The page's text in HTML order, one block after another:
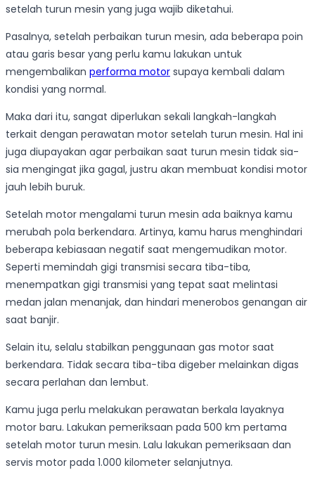
setelah turun mesin yang juga wajib diketahui.
Pasalnya, setelah perbaikan turun mesin, ada beberapa poin
atau garis besar yang perlu kamu lakukan untuk
mengembalikan performa motor supaya kembali dalam
kondisi yang normal.
Maka dari itu, sangat diperlukan sekali langkah-langkah
terkait dengan perawatan motor setelah turun mesin. Hal ini
juga diupayakan agar perbaikan saat turun mesin tidak sia-
sia mengingat jika gagal, justru akan membuat kondisi motor
jauh lebih buruk.
Setelah motor mengalami turun mesin ada baiknya kamu
merubah pola berkendara. Artinya, kamu harus menghindari
beberapa kebiasaan negatif saat mengemudikan motor.
Seperti memindah gigi transmisi secara tiba-tiba,
menempatkan gigi transmisi yang tepat saat melintasi
medan jalan menanjak, dan hindari menerobos genangan air
saat banjir.
Selain itu, selalu stabilkan penggunaan gas motor saat
berkendara. Tidak secara tiba-tiba digeber melainkan digas
secara perlahan dan lembut.
Kamu juga perlu melakukan perawatan berkala layaknya
motor baru. Lakukan pemeriksaan pada 500 km pertama
setelah motor turun mesin. Lalu lakukan pemeriksaan dan
servis motor pada 1.000 kilometer selanjutnya.